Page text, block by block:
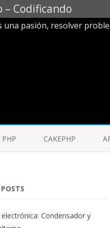
– Codificando
una pasión, resolver
PHP CAKEPHP
Condensador y